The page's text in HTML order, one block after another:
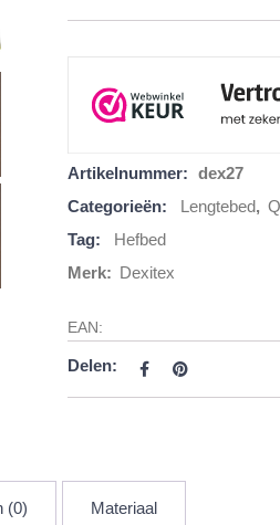
Artikelnummer: dex27
Categorieën:
Lengtebed,
Tag:
Hefbed
Merk: Dexitex
EAN:
Delen:
(0) Materiaal